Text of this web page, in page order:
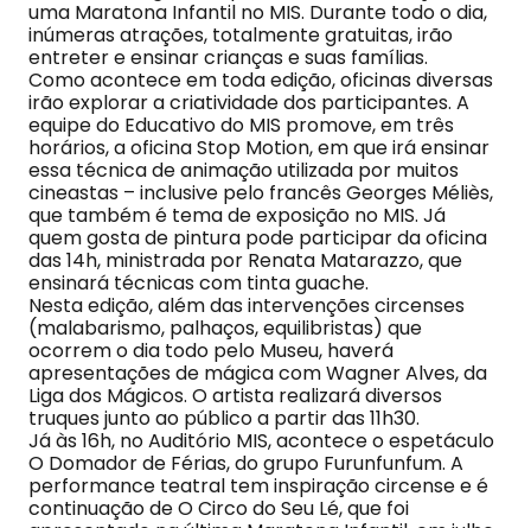
uma Maratona Infantil no MIS. Durante todo o dia,
inúmeras atrações, totalmente gratuitas, irão
entreter e ensinar crianças e suas famílias.
Como acontece em toda edição, oficinas diversas
irão explorar a criatividade dos participantes. A
equipe do Educativo do MIS promove, em três
horários, a oficina Stop Motion, em que irá ensinar
essa técnica de animação utilizada por muitos
cineastas – inclusive pelo francês Georges Méliès,
que também é tema de exposição no MIS. Já
quem gosta de pintura pode participar da oficina
das 14h, ministrada por Renata Matarazzo, que
ensinará técnicas com tinta guache.
Nesta edição, além das intervenções circenses
(malabarismo, palhaços, equilibristas) que
ocorrem o dia todo pelo Museu, haverá
apresentações de mágica com Wagner Alves, da
Liga dos Mágicos. O artista realizará diversos
truques junto ao público a partir das 11h30.
Já às 16h, no Auditório MIS, acontece o espetáculo
O Domador de Férias, do grupo Furunfunfum. A
performance teatral tem inspiração circense e é
continuação de O Circo do Seu Lé, que foi